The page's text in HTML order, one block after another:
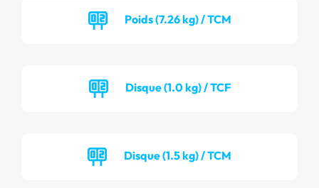
Poids (7.26 kg) / TCM
Disque (1.0 kg) / TCF
Disque (1.5 kg) / TCM